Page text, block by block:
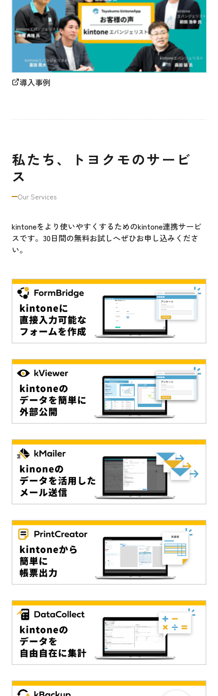
導入事例
私たち、トヨクモのサービ
ス
Our Services
kintoneをより使いやすくするためのkintone連携サービ
スです。30日間の無料お試しへぜひお申し込みくださ
い。